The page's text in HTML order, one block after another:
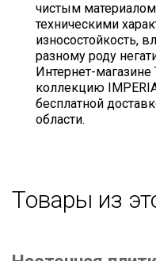
чистым
техническими
износостойкость,
разному роду
Интернет-
коллекцию
бесплатной
области.
Товары из